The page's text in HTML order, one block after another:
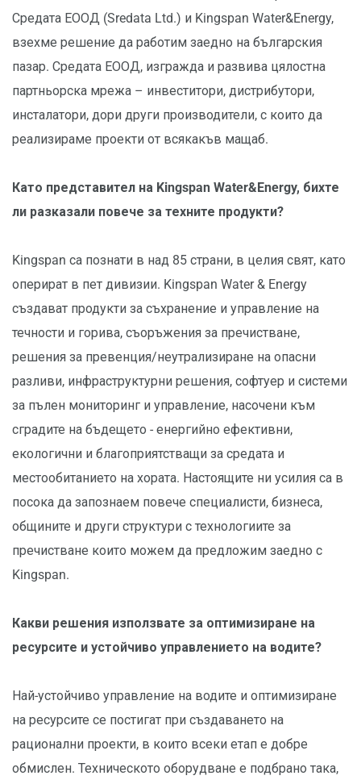
Средата ЕООД (Sredata Ltd.) и Kingspan Water&Energy,
взехме решение да работим заедно на българския
пазар. Средата ЕООД, изгражда и развива цялостна
партньорска мрежа – инвеститори, дистрибутори,
инсталатори, дори други производители, с които да
реализираме проекти от всякакъв мащаб.
Като представител на Kingspan Water&Energy, бихте
ли разказали повече за техните продукти?
Kingspan са познати в над 85 страни, в целия свят, като
оперират в пет дивизии. Kingspan Water & Energy
създават продукти за съхранение и управление на
течности и горива, съоръжения за пречистване,
решения за превенция/неутрализиране на опасни
разливи, инфраструктурни решения, софтуер и системи
за пълен мониторинг и управление, насочени към
сградите на бъдещето - енергийно ефективни,
екологични и благоприятстващи за средата и
местообитанието на хората. Настоящите ни усилия са в
посока да запознаем повече специалисти, бизнеса,
общините и други структури с технологиите за
пречистване които можем да предложим заедно с
Kingspan.
Какви решения използвате за оптимизиране на
ресурсите и устойчиво управлението на водите?
Най-устойчиво управление на водите и оптимизиране
на ресурсите се постигат при създаването на
рационални проекти, в които всеки етап е добре
обмислен. Техническото оборудване е подбрано така,